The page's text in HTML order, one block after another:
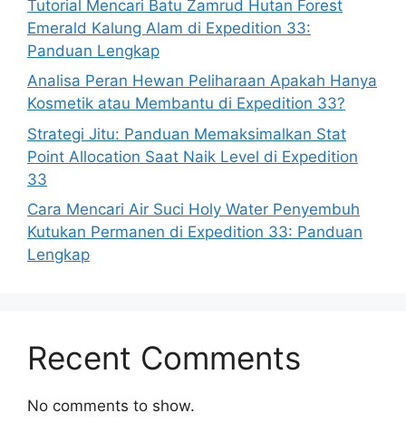
Tutorial Mencari Batu Zamrud Hutan Forest
Emerald Kalung Alam di Expedition 33:
Panduan Lengkap
Analisa Peran Hewan Peliharaan Apakah Hanya
Kosmetik atau Membantu di Expedition 33?
Strategi Jitu: Panduan Memaksimalkan Stat
Point Allocation Saat Naik Level di Expedition
33
Cara Mencari Air Suci Holy Water Penyembuh
Kutukan Permanen di Expedition 33: Panduan
Lengkap
Recent Comments
No comments to show.